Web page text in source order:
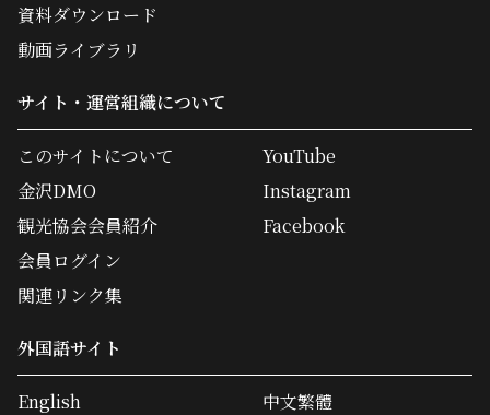
資料ダウンロード
動画ライブラリ
サイト・運営組織について
このサイトについて
金沢DMO
観光協会会員紹介
会員ログイン
関連リンク集
YouTube
Instagram
Facebook
外国語サイト
English
中文繁體